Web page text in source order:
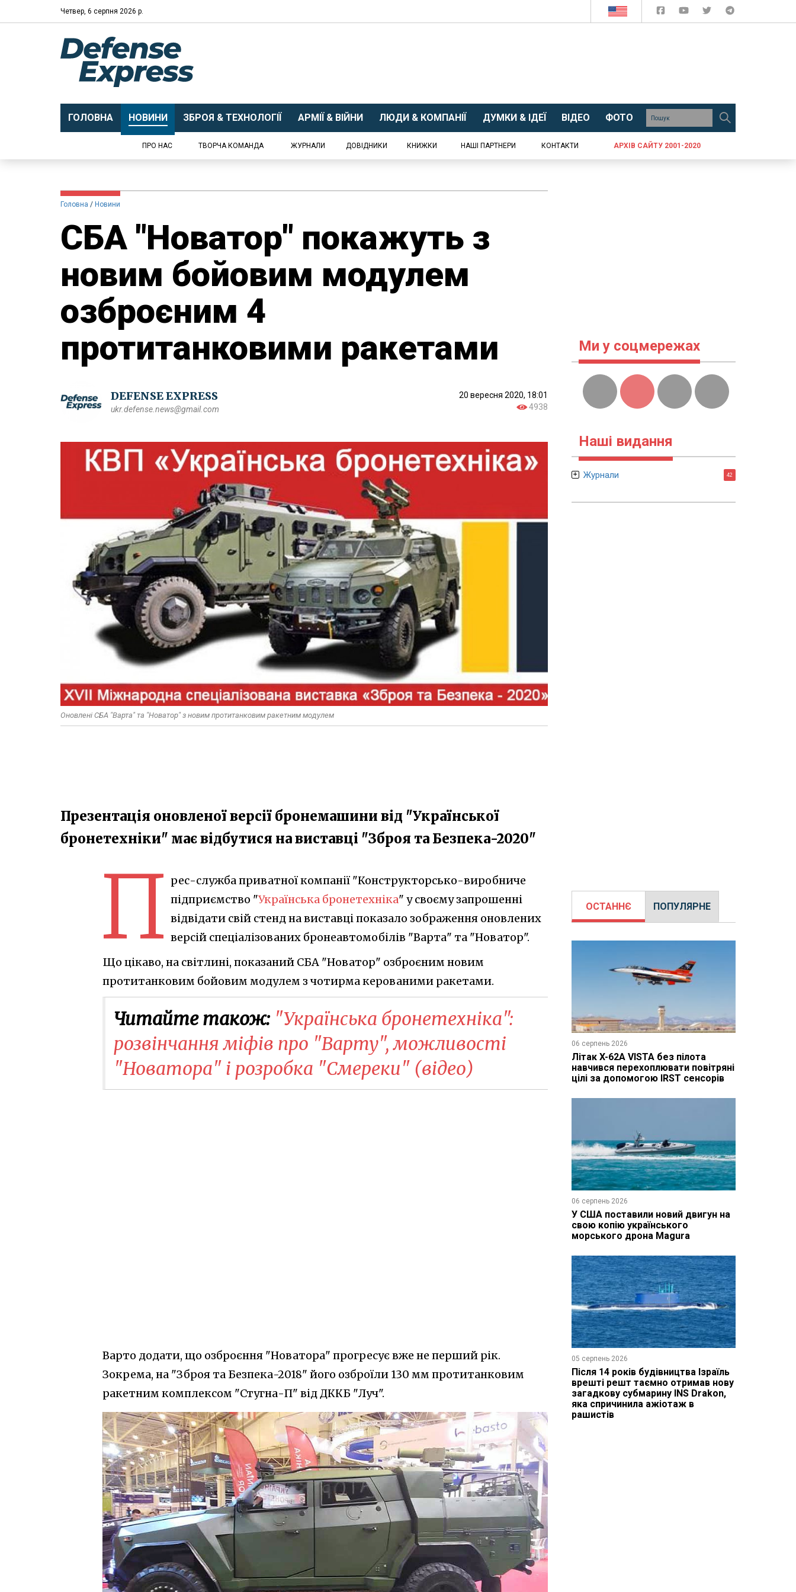
Четвер, 6 серпня 2026 р.
ГОЛОВНА НОВИНИ ЗБРОЯ & ТЕХНОЛОГІЇ АРМІЇ & ВІЙНИ ЛЮДИ & КОМПАНІЇ ДУМКИ & ІДЕЇ ВІДЕО ФОТО
ПРО НАС ТВОРЧА КОМАНДА ЖУРНАЛИ ДОВІДНИКИ КНИЖКИ НАШІ ПАРТНЕРИ КОНТАКТИ АРХІВ САЙТУ 2001-2020
Головна Новини
СБА "Новатор" покажуть з
новим бойовим модулем
озброєним 4
протитанковими ракетами
DEFENSE EXPRESS
ukr.defense.news@gmail.com
20 вересня 2020, 18:01
4938
Оновлені СБА "Варта" та "Новатор" з новим протитанковим ракетним модулем
Презентація оновленої версії бронемашини від "Української
бронетехніки" має відбутися на виставці "Зброя та Безпека-2020"
П рес-служба приватної компанії "Конструкторсько-виробниче
підприємство "Українська бронетехніка" у своєму запрошенні
відвідати свій стенд на виставці показало зображення оновлених
версій спеціалізованих бронеавтомобілів "Варта" та "Новатор".
Що цікаво, на світлині, показаний СБА "Новатор" озброєним новим
протитанковим бойовим модулем з чотирма керованими ракетами.
Читайте також: ​"Українська бронетехніка":
розвінчання міфів про "Варту", можливості
"Новатора" і розробка "Смереки" (відео)
Варто додати, що озброєння "Новатора" прогресує вже не перший рік.
Зокрема, на "Зброя та Безпека-2018" його озброїли 130 мм протитанковим
ракетним комплексом "Стугна-П" від ДККБ "Луч".
Ми у соцмережах
Наші видання
Журнали 42
ОСТАННЄ ПОПУЛЯРНЕ
06 серпень 2026
Літак X-62A VISTA без пілота
навчився перехоплювати повітряні
цілі за допомогою IRST сенсорів
06 серпень 2026
У США поставили новий двигун на
свою копію українського
морського дрона Magura
05 серпень 2026
Після 14 років будівництва Ізраїль
врешті решт таємно отримав нову
загадкову субмарину INS Drakon,
яка спричинила ажіотаж в
рашистів